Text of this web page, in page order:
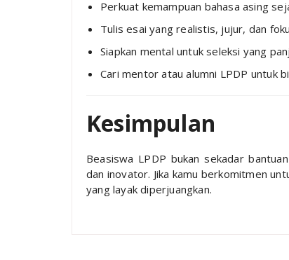
Perkuat kemampuan bahasa asing
Tulis esai yang realistis, jujur, dan
Siapkan mental untuk seleksi yang
Cari mentor atau alumni LPDP untuk
Kesimpulan
Beasiswa LPDP bukan sekadar
dan inovator. Jika kamu berkomitmen
yang layak diperjuangkan.